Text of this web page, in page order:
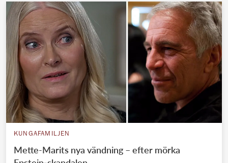
KUNGAFAMILJEN
Mette-Marits nya vändning – efter mörka